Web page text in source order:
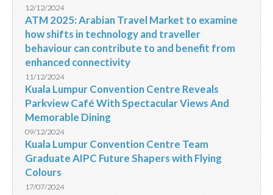
12/12/2024
ATM 2025: Arabian Travel Market to examine
how shifts in technology and traveller
behaviour can contribute to and benefit from
enhanced connectivity
11/12/2024
Kuala Lumpur Convention Centre Reveals
Parkview Café With Spectacular Views And
Memorable Dining
09/12/2024
Kuala Lumpur Convention Centre Team
Graduate AIPC Future Shapers with Flying
Colours
17/07/2024